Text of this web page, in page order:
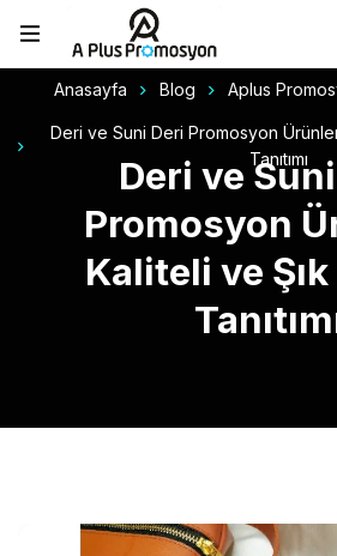
Anasayfa Blog Aplus
Deri ve Suni Deri Promosyon
Tanıtımı
Deri ve
Promosyon
Kaliteli ve